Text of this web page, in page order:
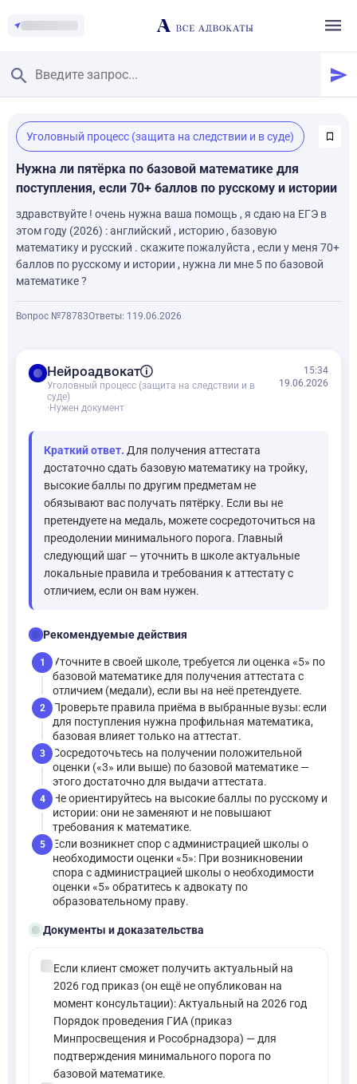
Главная
/
Смотреть заданные вопросы
/
Задать вопрос
Уголовный процесс (защита на следствии и в суде)
Нужна ли пятёрка по базовой математике для
поступления, если 70+ баллов по русскому и истории
здравствуйте ! очень нужна ваша помощь , я сдаю на ЕГЭ в
этом году (2026) : английский , историю , базовую
математику и русский . скажите пожалуйста , если у меня 70+
баллов по русскому и истории , нужна ли мне 5 по базовой
математике ?
Вопрос №78783Ответы: 1 19.06.2026
balanceНейроадвокат
Уголовный процесс (защита на следствии и в
суде)
· Нужен документ
15:34
19.06.2026
Краткий ответ. Для получения аттестата
достаточно сдать базовую математику на тройку,
высокие баллы по другим предметам не
обязывают вас получать пятёрку. Если вы не
претендуете на медаль, можете сосредоточиться на
преодолении минимального порога. Главный
следующий шаг — уточнить в школе актуальные
локальные правила и требования к аттестату с
отличием, если он вам нужен.
checklistРекомендуемые действия
1
Уточните в своей школе, требуется ли оценка «5» по
базовой математике для получения аттестата с
отличием (медали), если вы на неё претендуете.
2
Проверьте правила приёма в выбранные вузы: если
для поступления нужна профильная математика,
базовая влияет только на аттестат.
3
Сосредоточьтесь на получении положительной
оценки («3» или выше) по базовой математике —
этого достаточно для выдачи аттестата.
4
Не ориентируйтесь на высокие баллы по русскому и
истории: они не заменяют и не повышают
требования к математике.
5
Если возникнет спор с администрацией школы о
необходимости оценки «5»: При возникновении
спора с администрацией школы о необходимости
оценки «5» обратитесь к адвокату по
образовательному праву.
folder_openДокументы и доказательства
Если клиент сможет получить актуальный на
2026 год приказ (он ещё не опубликован на
момент консультации): Актуальный на 2026 год
Порядок проведения ГИА (приказ
Минпросвещения и Рособрнадзора) — для
подтверждения минимального порога по
базовой математике.